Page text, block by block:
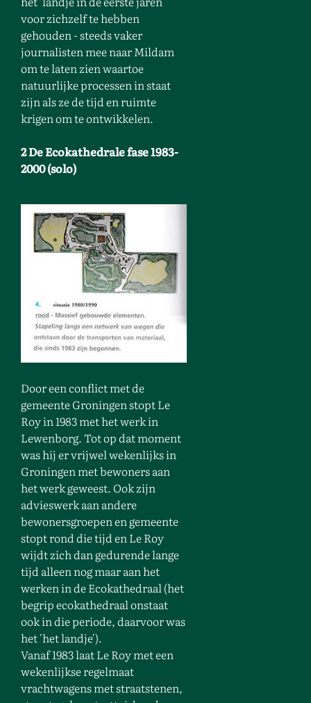
voor zichzelf te hebben
gehouden - steeds vaker
journalisten mee naar Mildam
om te laten zien waartoe
natuurlijke processen in staat
zijn als ze de tijd en ruimte
krigen om te ontwikkelen.
2 De Ecokathedrale fase 1983-
2000 (solo)
Door een conflict met de
gemeente Groningen stopt Le
Roy in 1983 met het werk in
Lewenborg. Tot op dat moment
was hij er vrijwel wekenlijks in
Groningen met bewoners aan
het werk geweest. Ook zijn
advieswerk aan andere
bewonersgroepen en gemeente
stopt rond die tijd en Le Roy
wijdt zich dan gedurende lange
tijd alleen nog maar aan het
werken in de Ecokathedraal (het
begrip ecokathedraal onstaat
ook in die periode, daarvoor was
het 'het landje').
Vanaf 1983 laat Le Roy met een
wekenlijkse regelmaat
vrachtwagens met straatstenen,